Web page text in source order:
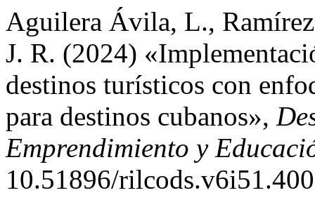
Aguilera Ávila, L.,
J. R. (2024)
destinos turísticos con
para destinos cubanos»,
Emprendimiento y
10.51896/